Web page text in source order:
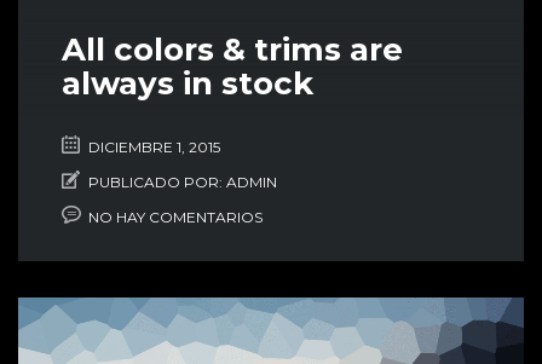
All colors & trims are
always in stock
DICIEMBRE 1, 2015
PUBLICADO POR: ADMIN
NO HAY COMENTARIOS